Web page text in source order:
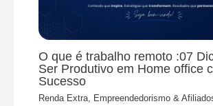
O que é trabalho remoto :07
Ser Produtivo em Home office
Sucesso
Renda Extra, Empreendedorismo &